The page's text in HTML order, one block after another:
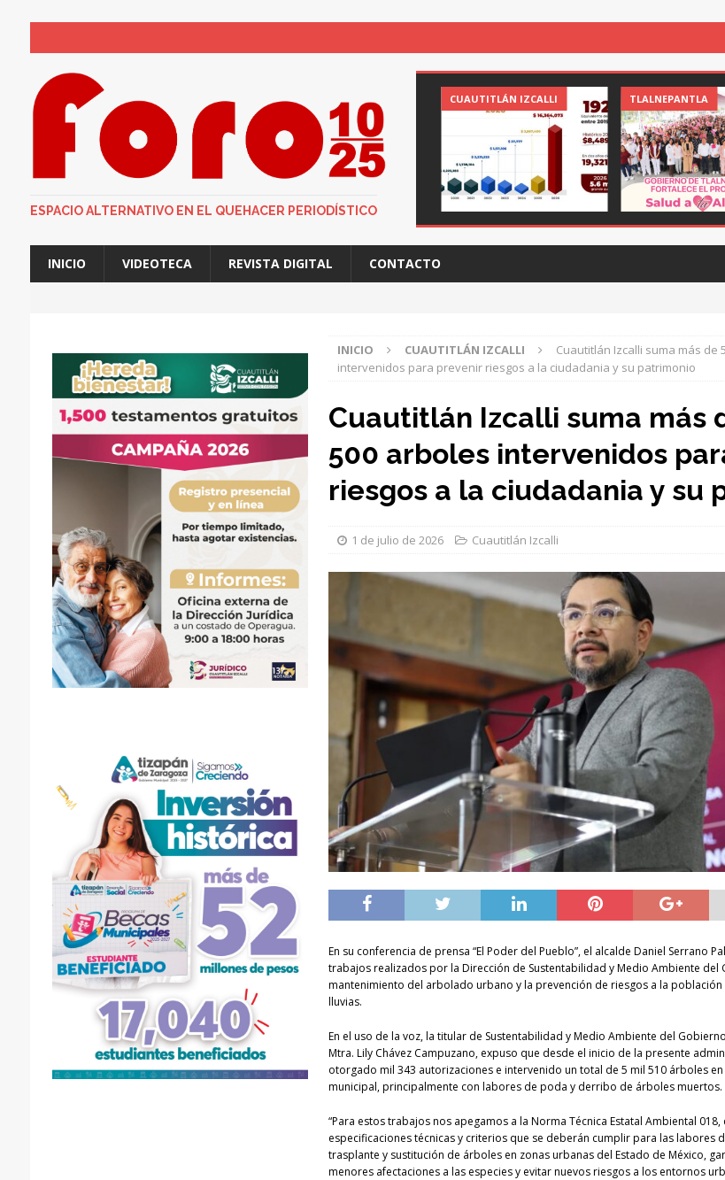
ESPACIO ALTERNATIVO EN EL QUEHACER PERIODÍSTICO
ESTADO DE MÉXICO CUAUTITLÁN IZCALLI CUAUTITLÁN IZCALLI TLALNEPANTLA
INICIO VIDEOTECA REVISTA DIGITAL CONTACTO
INICIO CUAUTITLÁN IZCALLI
Cuautitlán Izcalli suma más de
intervenidos para prevenir riesgos a la ciudadania y su patrimonio
Cuautitlán Izcalli suma más
500 arboles intervenidos
riesgos a la ciudadania y su
1 de julio de 2026 Cuautitlán Izcalli
En su conferencia de prensa “El Poder del Pueblo”, el alcalde Daniel Serrano
trabajos realizados por la Dirección de Sustentabilidad y Medio Ambiente del
mantenimiento del arbolado urbano y la prevención de riesgos a la
lluvias.
En el uso de la voz, la titular de Sustentabilidad y Medio Ambiente del
Mtra. Lily Chávez Campuzano, expuso que desde el inicio de la presente
otorgado mil 343 autorizaciones e intervenido un total de 5 mil 510 árboles
municipal, principalmente con labores de poda y derribo de árboles muertos.
“Para estos trabajos nos apegamos a la Norma Técnica Estatal Ambiental
especificaciones técnicas y criterios que se deberán cumplir para las labores
trasplante y sustitución de árboles en zonas urbanas del Estado de México,
menores afectaciones a las especies y evitar nuevos riesgos a los entornos